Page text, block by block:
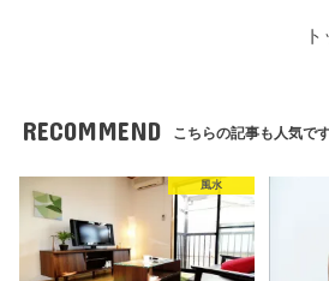
RECOMMEND こちらの記事も人気です
風水